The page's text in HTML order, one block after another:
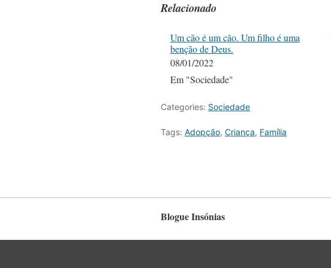
Relacionado
Um cão é um cão. Um filho é uma
benção de Deus.
08/01/2022
Em "Sociedade"
Categories: Sociedade
Tags: Adopção, Criança, Família
Blogue Insónias